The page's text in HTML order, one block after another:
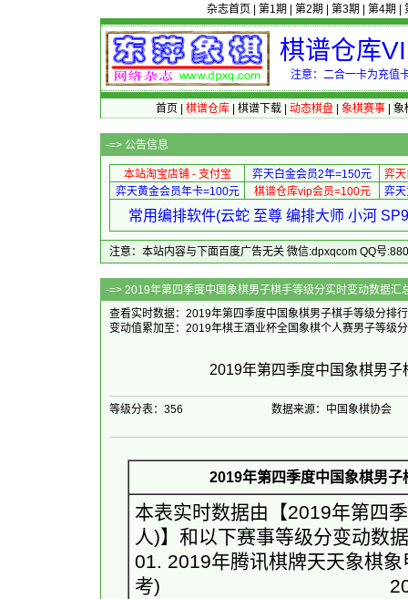
杂志首页 第1期 第2期 第3期 第4期
棋谱仓库
注意：二合一卡为充值
首页 棋谱仓库| 棋谱下载| 动态棋盘| 象棋赛事| 象
-=> 公告信息
本站淘宝店铺 - 支付宝 弈天白金会员2年=150元
弈
弈天黄金会员年卡=100元
棋谱仓库vip会员=100元 弈
常用编排软件(云蛇 至尊 编排大师 小河
注意：本站内容与下面百度广告无关 微信:dpxqcom QQ号
-=> 2019年第四季度中国象棋男子棋手等
查看实时数据：2019年第四季度中国象棋男子棋手等级分排
变动值累加至：2019年棋王酒业杯全国象棋个人赛男子等级
2019年第四季度中国象棋男
等级分表：356 数据来源：中国象棋协会
2019年第四季度中国象棋男
本表实时数据由【2019年第四
人)】和以下赛事等级分变动数
01. 2019年腾讯棋牌天天象棋
考) 2019-05-26 -